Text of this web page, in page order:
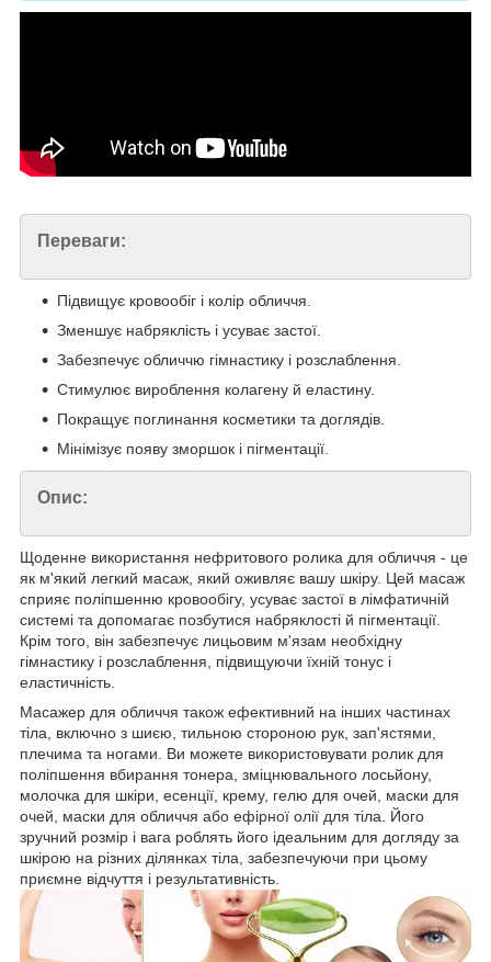
Переваги:
Підвищує кровообіг і колір обличчя.
Зменшує набряклість і усуває застої.
Забезпечує обличчю гімнастику і розслаблення.
Стимулює вироблення колагену й еластину.
Покращує поглинання косметики та доглядів.
Мінімізує появу зморшок і пігментації.
Опис:
Щоденне використання нефритового ролика для обличчя - це
як м'який легкий масаж, який оживляє вашу шкіру. Цей масаж
сприяє поліпшенню кровообігу, усуває застої в лімфатичній
системі та допомагає позбутися набряклості й пігментації.
Крім того, він забезпечує лицьовим м'язам необхідну
гімнастику і розслаблення, підвищуючи їхній тонус і
еластичність.
Масажер для обличчя також ефективний на інших частинах
тіла, включно з шиєю, тильною стороною рук, зап'ястями,
плечима та ногами. Ви можете використовувати ролик для
поліпшення вбирання тонера, зміцнювального лосьйону,
молочка для шкіри, есенції, крему, гелю для очей, маски для
очей, маски для обличчя або ефірної олії для тіла. Його
зручний розмір і вага роблять його ідеальним для догляду за
шкірою на різних ділянках тіла, забезпечуючи при цьому
приємне відчуття і результативність.